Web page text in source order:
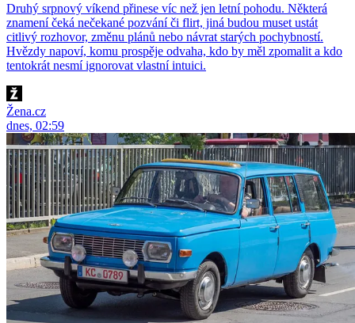
Druhý srpnový víkend přinese víc než jen letní pohodu. Některá
znamení čeká nečekané pozvání či flirt, jiná budou muset ustát
citlivý rozhovor, změnu plánů nebo návrat starých pochybností.
Hvězdy napoví, komu prospěje odvaha, kdo by měl zpomalit a kdo
tentokrát nesmí ignorovat vlastní intuici.
Žena.cz
dnes, 02:59